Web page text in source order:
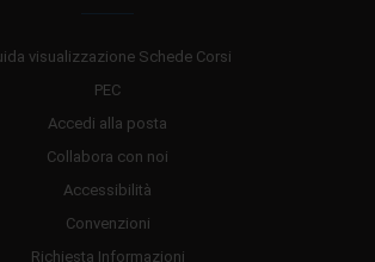
visualizzazione Schede Corsi
PEC
Accedi alla posta
Collabora con noi
Accessibilità
Convenzioni
Richiesta Informazioni